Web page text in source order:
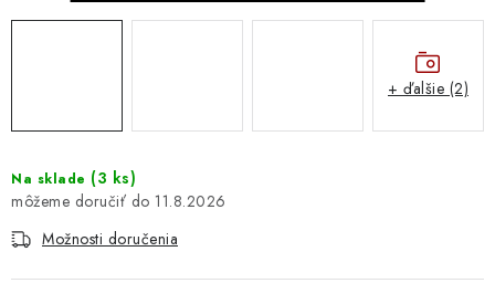
: TOP PRODUKTY
Obchodné podmienky
Ochrana osobných údajov
Moja objednávka
Odstúpenie od zmluvy
Na sklade (3 ks)
11.8.2026
Možnosti doručenia
+ ďalšie (2)